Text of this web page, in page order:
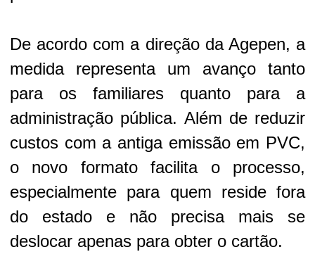
De acordo com a direção da Agepen, a
medida representa um avanço tanto
para os familiares quanto para a
administração pública. Além de reduzir
custos com a antiga emissão em PVC,
o novo formato facilita o processo,
especialmente para quem reside fora
do estado e não precisa mais se
deslocar apenas para obter o cartão.